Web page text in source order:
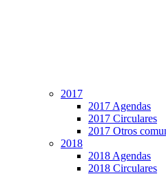
2017
2017 Agendas
2017 Circulares
2017 Otros
2018
2018 Agendas
2018 Circulares